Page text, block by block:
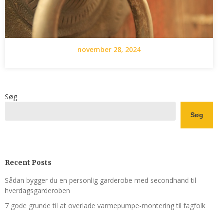
november 28, 2024
Søg
Søg
Recent Posts
Sådan bygger du en personlig garderobe med secondhand til
hverdagsgarderoben
7 gode grunde til at overlade varmepumpe-montering til fagfolk